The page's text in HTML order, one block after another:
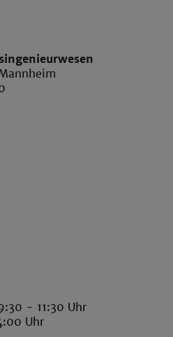
- 11:30 Uhr
Uhr